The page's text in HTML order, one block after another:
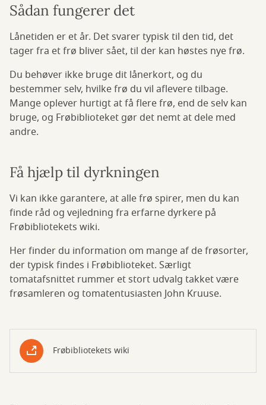
Sådan fungerer det
Lånetiden er et år. Det svarer typisk til den tid, det
tager fra et frø bliver sået, til der kan høstes nye frø.
Du behøver ikke bruge dit lånerkort, og du
bestemmer selv, hvilke frø du vil aflevere tilbage.
Mange oplever hurtigt at få flere frø, end de selv kan
bruge, og Frøbiblioteket gør det nemt at dele med
andre.
Få hjælp til dyrkningen
Vi kan ikke garantere, at alle frø spirer, men du kan
finde råd og vejledning fra erfarne dyrkere på
Frøbibliotekets wiki.
Her finder du information om mange af de frøsorter,
der typisk findes i Frøbiblioteket. Særligt
tomatafsnittet rummer et stort udvalg takket være
frøsamleren og tomatentusiasten John Kruuse.
Frøbibliotekets wiki